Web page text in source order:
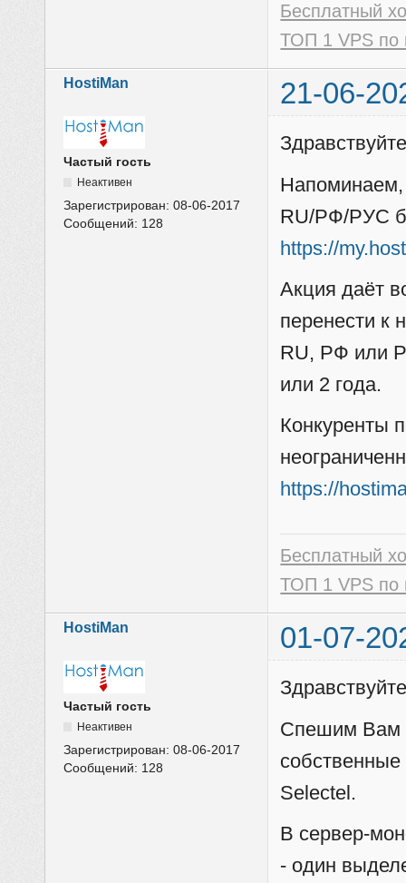
Бесплатный
ТОП 1 VPS по
HostiMan 21-06-
Частый гость
Неактивен
Зарегистрирован:08-06-2017
Сообщений: 128
RU/РФ/РУС
https://
Акция даёт
перенести к
RU, РФ или
или 2 года.
Конкуренты
https://
Бесплатный
ТОП 1 VPS по
HostiMan 01-07-
Частый гость
Неактивен
Зарегистрирован:08-06-2017
Сообщений: 128
Спешим Вам
Selectel.
В сервер-
- один